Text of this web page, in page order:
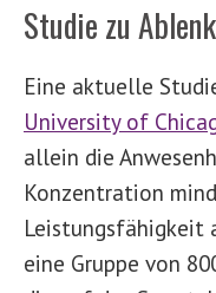
Studie zu
Eine aktuelle
University of
allein die
Konzentration
Leistungsfähigkeit
eine Gruppe von